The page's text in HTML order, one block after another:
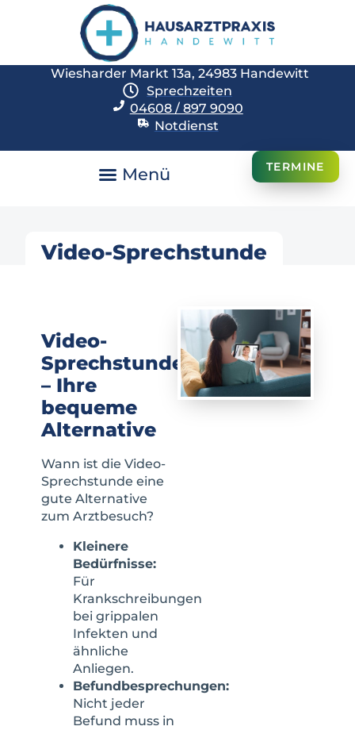
Wiesharder Markt 13a, 24983 Handewitt
Sprechzeiten
04608 / 897 9090
Notdienst
TERMINE
Video-Sprechstunde
Video-
Sprechstunde
– Ihre
bequeme
Alternative
Wann ist die Video-
Sprechstunde eine
gute Alternative
zum Arztbesuch?
Kleinere
Bedürfnisse:
Für
Krankschreibungen
bei grippalen
Infekten und
ähnliche
Anliegen.
Befundbesprechungen:
Nicht jeder
Befund muss in